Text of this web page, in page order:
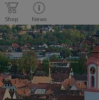
Shop News